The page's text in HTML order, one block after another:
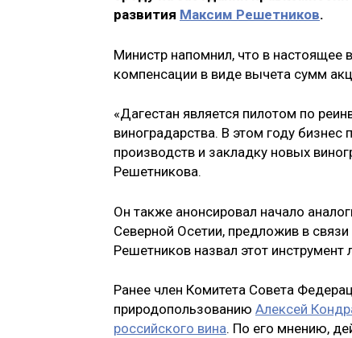
развития Максим Решетников.
Министр напомнил, что в настоящее
компенсации в виде вычета сумм
«Дагестан является пилотом по
виноградарства. В этом году бизнес
производств и закладку новых
Решетникова.
Он также анонсировал начало
Северной Осетии, предложив в
Решетников назвал этот
Ранее член Комитета Совета
природопользованию Алексей
российского вина. По его мнению,